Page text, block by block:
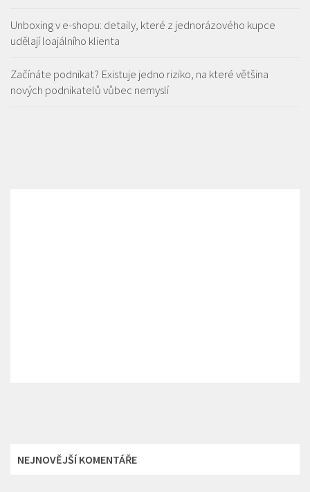
Unboxing v e-shopu: detaily, které z jednorázového kupce
udělají loajálního klienta
Začínáte podnikat? Existuje jedno riziko, na které většina
nových podnikatelů vůbec nemyslí
NEJNOVĚJŠÍ KOMENTÁŘE